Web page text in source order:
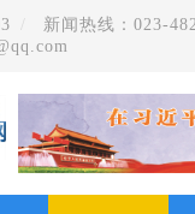
新闻热线：023-